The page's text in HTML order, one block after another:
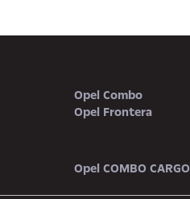
Opel Combo
Opel Frontera
Opel COMBO CARGO